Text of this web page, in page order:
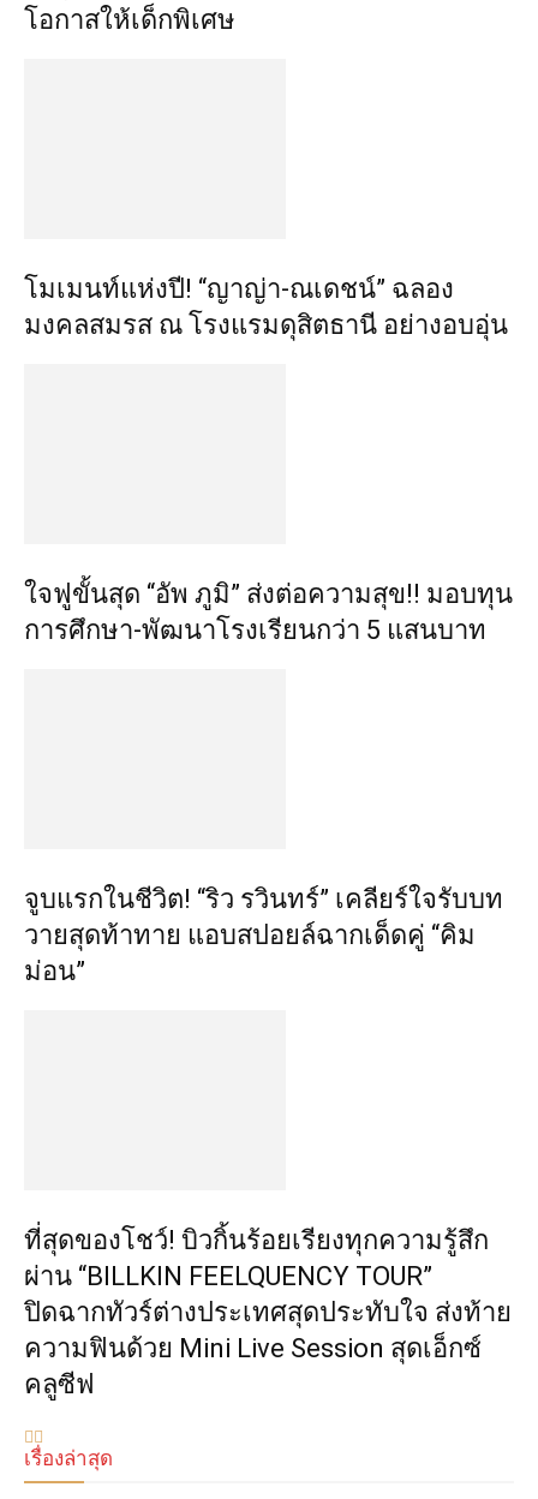
โอกาสให้เด็กพิเศษ
โมเมนท์แห่งปี! “ญาญ่า-ณเดชน์” ฉลอง
มงคลสมรส ณ โรงแรมดุสิตธานี อย่างอบอุ่น
ใจฟูขั้นสุด “อัพ ภูมิ” ส่งต่อความสุข!! มอบทุน
การศึกษา-พัฒนาโรงเรียนกว่า 5 แสนบาท
จูบแรกในชีวิต! “ริว รวินทร์” เคลียร์ใจรับบท
วายสุดท้าทาย แอบสปอยล์ฉากเด็ดคู่ “คิม
ม่อน”
ที่สุดของโชว์! บิวกิ้นร้อยเรียงทุกความรู้สึก
ผ่าน “BILLKIN FEELQUENCY TOUR”
ปิดฉากทัวร์ต่างประเทศสุดประทับใจ ส่งท้าย
ความฟินด้วย Mini Live Session สุดเอ็กซ์
คลูซีฟ
เรื่องล่าสุด